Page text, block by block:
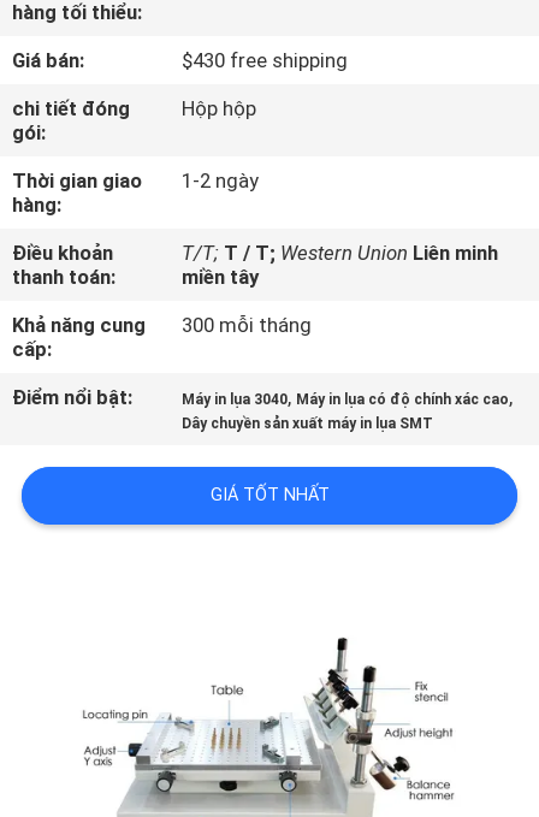
CHÚNG
TÔI
CHUYẾN
THAM
QUAN
NHÀ
MÁY
KIỂM
CHẤT
LƯỢNG
CHÚNG
hàng tối thiểu:
Giá bán:
$430 free shipping
chi tiết đóng
gói:
Hộp hộp
Thời gian giao
hàng:
1-2 ngày
Điều khoản
thanh toán:
T/T; T / T; Western Union Liên minh
miền tây
Khả năng cung
cấp:
300 mỗi tháng
Điểm nổi bật: Máy in lụa 3040, Máy in lụa có độ chính xác cao,
Dây chuyền sản xuất máy in lụa SMT
GIÁ TỐT NHẤT